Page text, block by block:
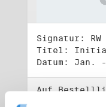
Signatur: RW
Datum: Jan.
Auf